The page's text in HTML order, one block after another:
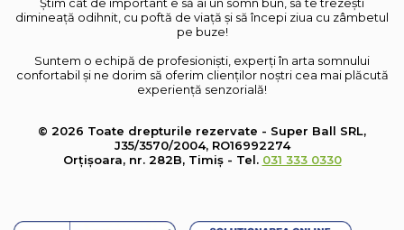
dimineață odihnit, cu poftă de viață și să începi ziua cu zâmbetul
pe buze!
Suntem o echipă de profesioniști, experți în arta somnului
confortabil și ne dorim să oferim clienților noștri cea mai plăcută
experiență senzorială!
© 2026 Toate drepturile rezervate - Super Ball SRL,
J35/3570/2004, RO16992274
Orțișoara, nr. 282B, Timiș - Tel. 031 333 0330